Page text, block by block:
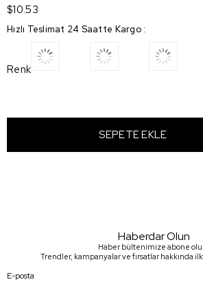
$10.53
Hızlı Teslimat 24 Saatte Kargo :
Renk
Haberdar Olun
Haber bültenimize abone
Trendler, kampanyalar ve fırsatlar hakkında